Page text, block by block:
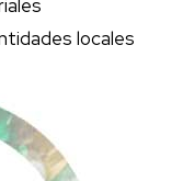
locales